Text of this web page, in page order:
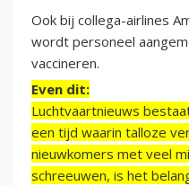
Ook bij collega-airlines
wordt personeel
vaccineren.
Even dit:
Luchtvaartnieuws
een tijd waarin talloze
nieuwkomers met veel
schreeuwen, is het